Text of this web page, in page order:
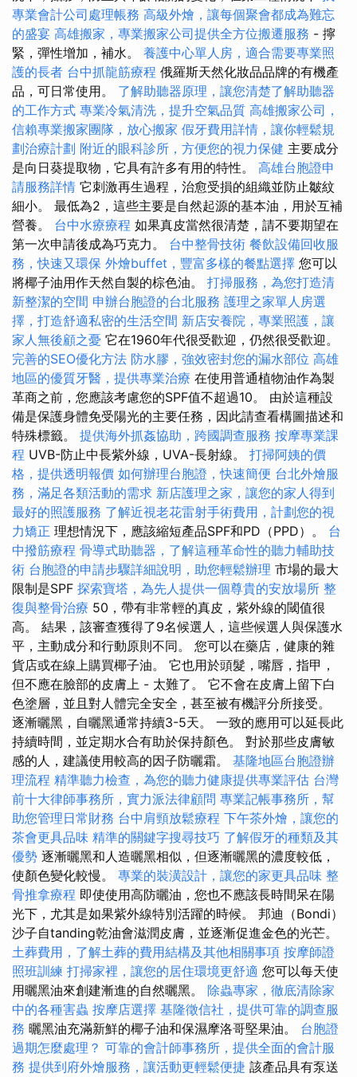
專業會計公司處理帳務 高級外燴，讓每個聚會都成為難忘
的盛宴 高雄搬家，專業搬家公司提供全方位搬遷服務 - 擰
緊，彈性增加，補水。 養護中心單人房，適合需要專業照
護的長者 台中抓龍筋療程 俄羅斯天然化妝品品牌的有機產
品，可日常使用。 了解助聽器原理，讓您清楚了解助聽器
的工作方式 專業冷氣清洗，提升空氣品質 高雄搬家公司，
信賴專業搬家團隊，放心搬家 假牙費用詳情，讓你輕鬆規
劃治療計劃 附近的眼科診所，方便您的視力保健 主要成分
是向日葵提取物，它具有許多有用的特性。 高雄台胞證申
請服務詳情 它刺激再生過程，治愈受損的組織並防止皺紋
細小。 最低為2，這些主要是自然起源的基本油，用於互補
營養。 台中水療療程 如果真皮當然很清楚，請不要期望在
第一次申請後成為巧克力。 台中整骨技術 餐飲設備回收服
務，快速又環保 外燴buffet，豐富多樣的餐點選擇 您可以
將椰子油用作天然自製的棕色油。 打掃服務，為您打造清
新整潔的空間 申辦台胞證的台北服務 護理之家單人房選
擇，打造舒適私密的生活空間 新店安養院，專業照護，讓
家人無後顧之憂 它在1960年代很受歡迎，仍然很受歡迎。
完善的SEO優化方法 防水膠，強效密封您的漏水部位 高雄
地區的優質牙醫，提供專業治療 在使用普通植物油作為製
革商之前，您應該考慮您的SPF值不超過10。 由於這種設
備是保護身體免受陽光的主要任務，因此請查看構圖描述和
特殊標籤。 提供海外抓姦協助，跨國調查服務 按摩專業課
程 UVB-防止中長紫外線，UVA-長射線。 打掃阿姨的價
格，提供透明報價 如何辦理台胞證，快速簡便 台北外燴服
務，滿足各類活動的需求 新店護理之家，讓您的家人得到
最好的照護服務 了解近視老花雷射手術費用，計劃您的視
力矯正 理想情況下，應該縮短產品SPF和PD（PPD）。 台
中撥筋療程 骨導式助聽器，了解這種革命性的聽力輔助技
術 台胞證的申請步驟詳細說明，助您輕鬆辦理 市場的最大
限制是SPF 探索寶塔，為先人提供一個尊貴的安放場所 整
復與整骨治療 50，帶有非常輕的真皮，紫外線的閾值很
高。 結果，該審查獲得了9名候選人，這些候選人與保護水
平，主動成分和行動原則不同。 您可以在藥店，健康的雜
貨店或在線上購買椰子油。 它也用於頭髮，嘴唇，指甲，
但不應在臉部的皮膚上 - 太難了。 它不會在皮膚上留下白
色塗層，並且對人體完全安全，甚至被有機評分所接受。
逐漸曬黑，自曬黑通常持續3-5天。 一致的應用可以延長此
持續時間，並定期水合有助於保持顏色。 對於那些皮膚敏
感的人，建議使用較高的因子防曬霜。 基隆地區台胞證辦
理流程 精準聽力檢查，為您的聽力健康提供專業評估 台灣
前十大律師事務所，實力派法律顧問 專業記帳事務所，幫
助您管理日常財務 台中肩頸放鬆療程 下午茶外燴，讓您的
茶會更具品味 精準的關鍵字搜尋技巧 了解假牙的種類及其
優勢 逐漸曬黑和人造曬黑相似，但逐漸曬黑的濃度較低，
使顏色變化較慢。 專業的裝潢設計，讓您的家更具品味 整
骨推拿療程 即使使用高防曬油，您也不應該長時間呆在陽
光下，尤其是如果紫外線特別活躍的時候。 邦迪（Bondi）
沙子自tanding乾油會滋潤皮膚，並逐漸促進金色的光芒。
土葬費用，了解土葬的費用結構及其他相關事項 按摩師證
照班訓練 打掃家裡，讓您的居住環境更舒適 您可以每天使
用曬黑油來創建漸進的自然曬黑。 除蟲專家，徹底清除家
中的各種害蟲 按摩店選擇 基隆徵信社，提供可靠的調查服
務 曬黑油充滿新鮮的椰子油和保濕摩洛哥堅果油。 台胞證
過期怎麼處理？ 可靠的會計師事務所，提供全面的會計服
務 提供到府外燴服務，讓活動更輕鬆便捷 該產品具有泵送